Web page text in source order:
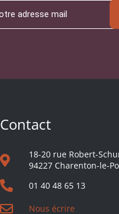
Contact
18-20 rue Robert-
94227 Charenton-le-
01 40 48 65 13
Nous écrire